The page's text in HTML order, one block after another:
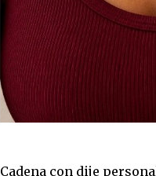
Cadena con dije